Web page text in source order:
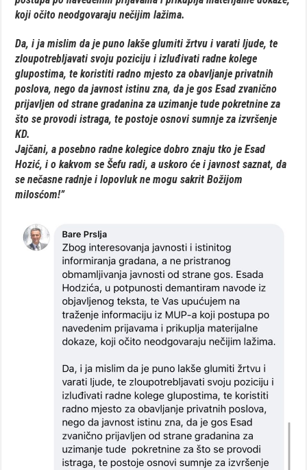
koji očito neodgovaraju nečijim lažima.
Da, i ja mislim da je puno lakše glumiti žrtvu i varati ljude, te
zloupotrebljavati svoju poziciju i izluđivati radne kolege
glupostima, te koristiti radno mjesto za obavljanje privatnih
poslova, nego da javnost istinu zna, da je gos Esad zvanično
prijavljen od strane gradanina za uzimanje tude pokretnine za
što se provodi istraga, te postoje osnovi sumnje za izvršenje
KD.
Jajčani, a posebno radne kolegice dobro znaju tko je Esad
Hozić, i o kakvom se Šefu radi, a uskoro će i javnost saznat, da
se nečasne radnje i lopovluk ne mogu sakrit Božijom
milosćom!”